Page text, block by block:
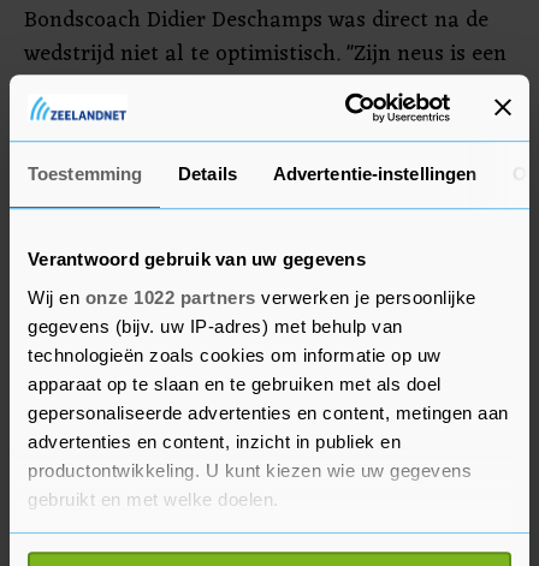
Toestemming Details Advertentie-instellingen
Verantwoord gebruik van uw gegevens
Wij en onze 1022 partners verwerken je persoonlijke
gegevens (bijv. uw IP-adres) met behulp van
technologieën zoals cookies om informatie op uw
apparaat op te slaan en te gebruiken met als doel
gepersonaliseerde advertenties en content, metingen aan
advertenties en content, inzicht in publiek en
productontwikkeling. U kunt kiezen wie uw gegevens
gebruikt en met welke doelen.
Als u het toestaat, willen we ook graag:
Bondscoach Didier Deschamps was direct na de
wedstrijd niet al te optimistisch. "Zijn neus is een
puinhoop. Het is voor ons een smet op de avond",
zei de coach. "Het is geen kleinigheid, ik hoop dat
hij niet te lang uitgeschakeld is. Het Franse team
zal altijd sterker zijn met Kylian erbij."